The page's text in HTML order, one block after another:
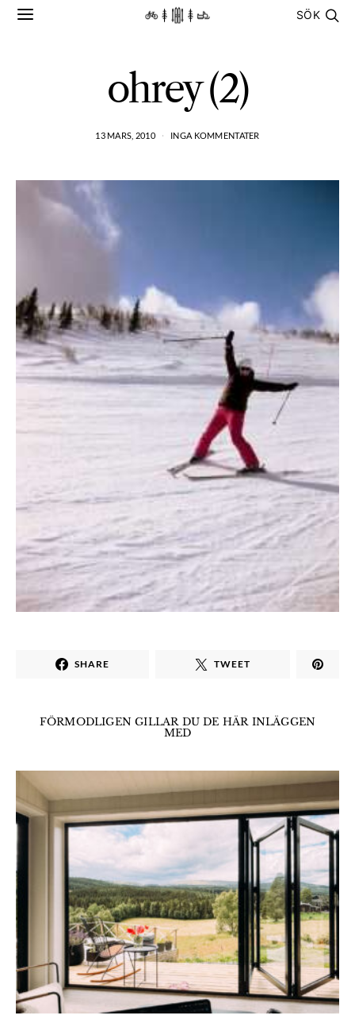
SÖK
ohrey (2)
13 MARS, 2010 INGA KOMMENTATER
SHARE TWEET
FÖRMODLIGEN GILLAR DU DE HÄR INLÄGGEN
MED